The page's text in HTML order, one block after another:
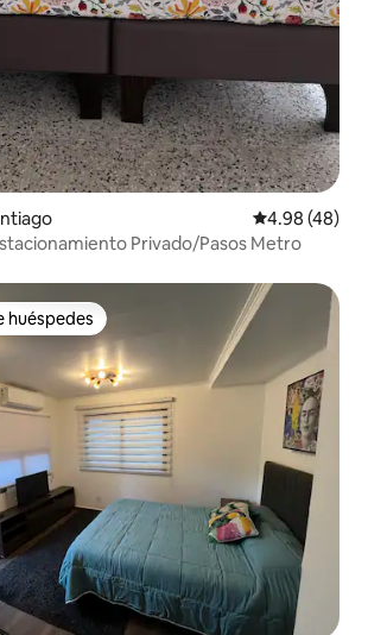
Calificación
4.98 (48)
Privado/Pasos Metro
Favorito entre huéspedes
huéspedes